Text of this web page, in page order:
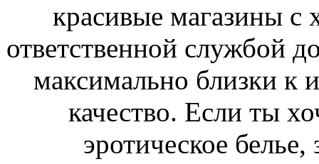
красивые магазины
ответственной службой
максимально близки к
качество. Если ты
эротическое